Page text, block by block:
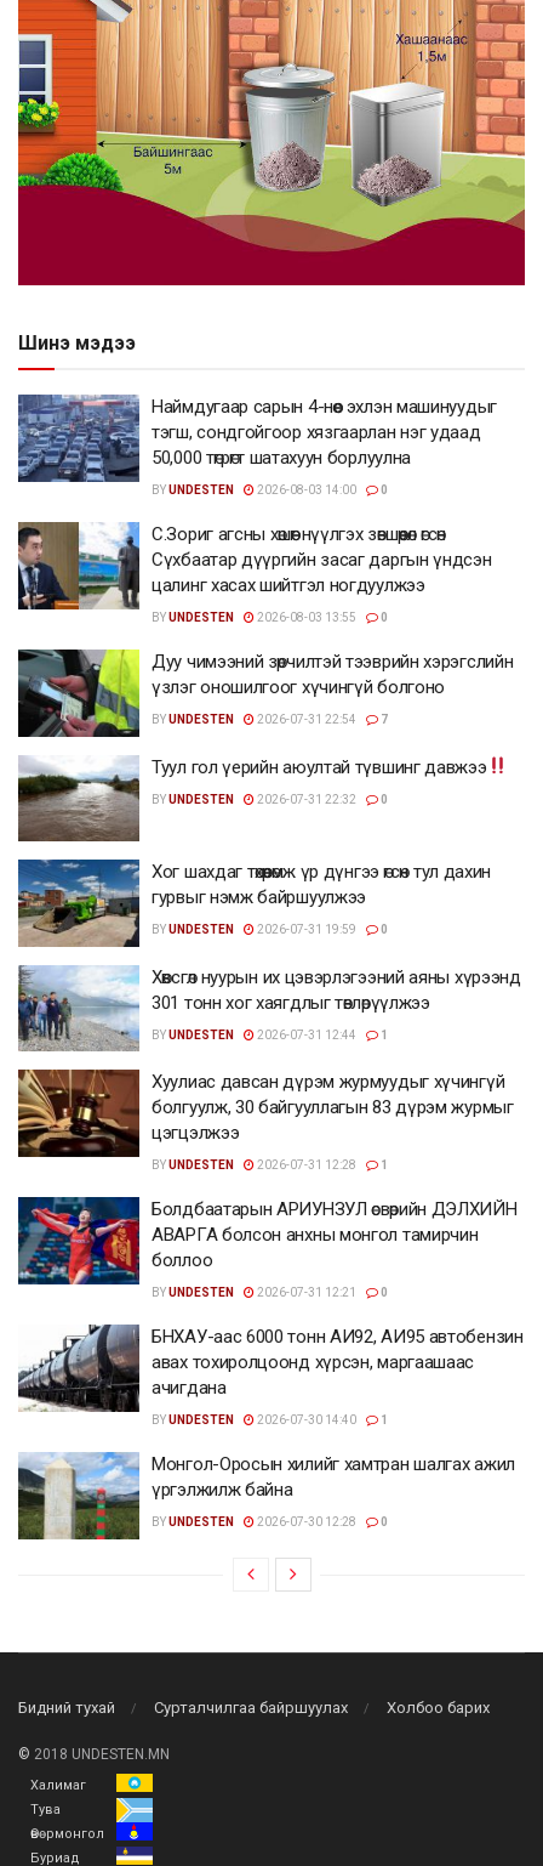
Шинэ мэдээ
Наймдугаар сарын 4-нөөс эхлэн машинуудыг
тэгш, сондгойгоор хязгаарлан нэг удаад
50,000 төгрөгт шатахуун борлуулна
BYUNDESTEN 2026-08-03 14:00 0
С.Зориг агсны хөшөөг нүүлгэх зөвшөөрөл өгсөн
Сүхбаатар дүүргийн засаг даргын үндсэн
цалинг хасах шийтгэл ногдуулжээ
BYUNDESTEN 2026-08-03 13:55 0
Дуу чимээний зөрчилтэй тээврийн хэрэгслийн
үзлэг оношилгоог хүчингүй болгоно
BYUNDESTEN 2026-07-31 22:54 7
Туул гол үерийн аюултай түвшинг давжээ
BYUNDESTEN 2026-07-31 22:32 0
Хог шахдаг төхөөрөмж үр дүнгээ өгсөн тул дахин
гурвыг нэмж байршуулжээ
BYUNDESTEN 2026-07-31 19:59 0
Хөвсгөл нуурын их цэвэрлэгээний аяны хүрээнд
301 тонн хог хаягдлыг төвлөрүүлжээ
BYUNDESTEN 2026-07-31 12:44 1
Хуулиас давсан дүрэм журмуудыг хүчингүй
болгуулж, 30 байгууллагын 83 дүрэм журмыг
цэгцэлжээ
BYUNDESTEN 2026-07-31 12:28 1
Болдбаатарын АРИУНЗУЛ өсвөрийн ДЭЛХИЙН
АВАРГА болсон анхны монгол тамирчин
боллоо
BYUNDESTEN 2026-07-31 12:21 0
БНХАУ-аас 6000 тонн АИ92, АИ95 автобензин
авах тохиролцоонд хүрсэн, маргаашаас
ачигдана
BYUNDESTEN 2026-07-30 14:40 1
Монгол-Оросын хилийг хамтран шалгах ажил
үргэлжилж байна
BYUNDESTEN 2026-07-30 12:28 0
Бидний тухай Сурталчилгаа байршуулах Холбоо барих
© 2018 UNDESTEN.MN
Халимаг
Тува
Өвөрмонгол
Буриад